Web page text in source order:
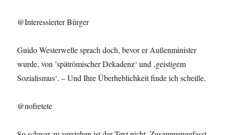
@Interessierter Bürger
Guido Westerwelle sprach doch, bevor er Außenminister
wurde, von ’spätrömischer Dekadenz‘ und ‚geistigem
Sozialismus‘. – Und Ihre Überheblichkeit finde ich scheiße.
@nofretete